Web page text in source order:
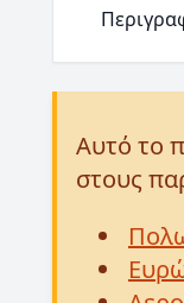
Αυτό το
στους